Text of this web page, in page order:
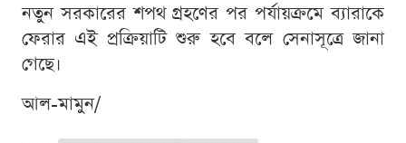
নতুন সরকারের শপথ গ্রহণের পর পর্যায়ক্রমে ব্যারাকে
ফেরার এই প্রক্রিয়াটি শুরু হবে বলে সেনাসূত্রে জানা
গেছে।
আল-মামুন/